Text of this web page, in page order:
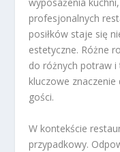
profesjonalnych
posiłków staje się
estetyczne. Różne
do różnych potraw
kluczowe
gości.
W kontekście
przypadkowy.